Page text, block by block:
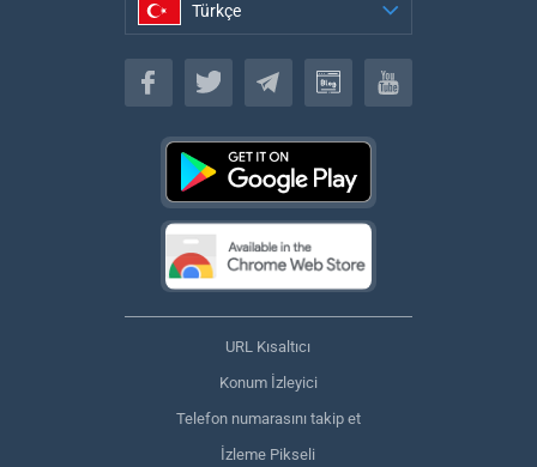
Türkçe
Türkçe
URL Kısaltıcı
Konum İzleyici
Telefon numarasını takip et
İzleme Pikseli